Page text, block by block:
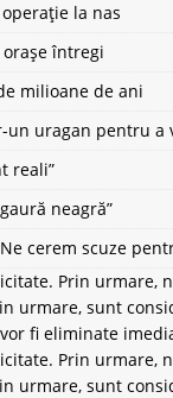
la nas
întregi
milioane de ani
uragan pentru a
reali”
neagră”
cerem scuze
Prin
sunt
fi eliminate
Prin
sunt